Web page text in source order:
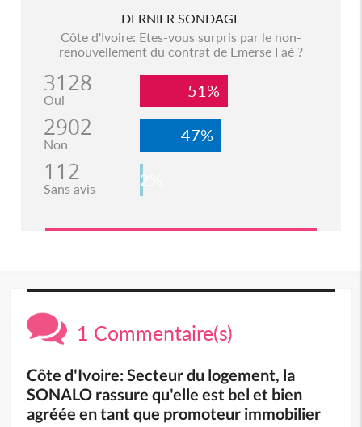
DERNIER SONDAGE
Côte d'Ivoire: Etes-vous surpris par le non-
renouvellement du contrat de Emerse Faé ?
3128
Oui 51%
2902
Non 47%
112
Sans avis 2%
1 Commentaire(s)
Côte d'Ivoire: Secteur du logement, la
SONALO rassure qu'elle est bel et bien
agréée en tant que promoteur immobilier